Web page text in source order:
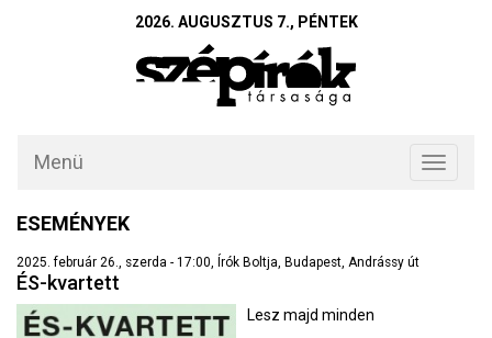
2026. AUGUSZTUS 7., PÉNTEK
Toggle
Menü
ESEMÉNYEK
2025. február 26., szerda - 17:00, Írók Boltja, Budapest, Andrássy út
ÉS-kvartett
Lesz majd minden